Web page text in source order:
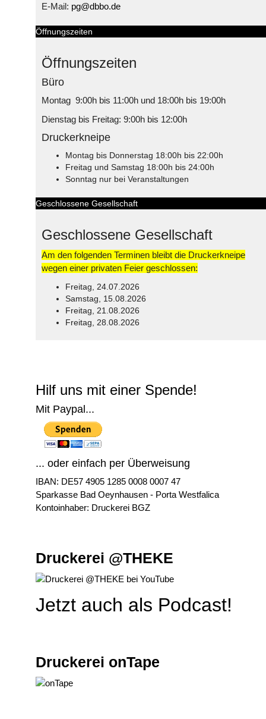
E-Mail: pg@dbbo.de
Öffnungszeiten
Öffnungszeiten
Büro
Montag 9:00h bis 11:00h und 18:00h bis 19:00h
Dienstag bis Freitag: 9:00h bis 12:00h
Druckerkneipe
Montag bis Donnerstag 18:00h bis 22:00h
Freitag und Samstag 18:00h bis 24:00h
Sonntag nur bei Veranstaltungen
Geschlossene Gesellschaft
Geschlossene Gesellschaft
Am den folgenden Terminen bleibt die Druckerkneipe
wegen einer privaten Feier geschlossen:
Freitag, 24.07.2026
Samstag, 15.08.2026
Freitag, 21.08.2026
Freitag, 28.08.2026
Hilf uns mit einer Spende!
Mit Paypal...
... oder einfach per Überweisung
IBAN: DE57 4905 1285 0008 0007 47
Sparkasse Bad Oeynhausen - Porta Westfalica
Kontoinhaber: Druckerei BGZ
Druckerei @THEKE
Jetzt auch als Podcast!
Druckerei onTape